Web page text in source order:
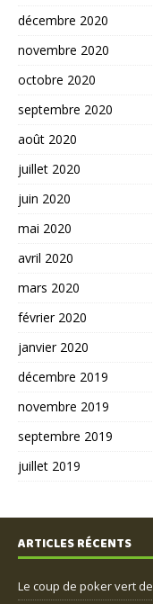
décembre 2020
novembre 2020
octobre 2020
septembre 2020
août 2020
juillet 2020
juin 2020
mai 2020
avril 2020
mars 2020
février 2020
janvier 2020
décembre 2019
novembre 2019
septembre 2019
juillet 2019
ARTICLES RÉCENTS
Le coup de poker vert